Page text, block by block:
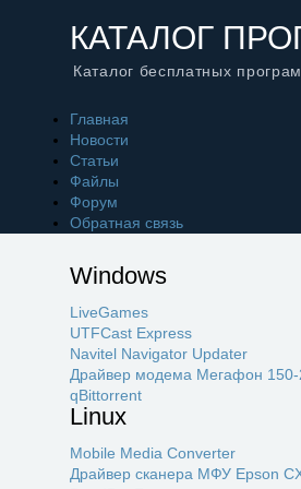
КАТАЛОГ
Каталог бесплатных
Главная
Новости
Статьи
Файлы
Форум
Обратная связь
Windows
LiveGames
UTFCast Express
Navitel Navigator Updater
Драйвер модема Мегафон 150-
qBittorrent
Linux
Mobile Media Converter
Драйвер сканера МФУ Epson